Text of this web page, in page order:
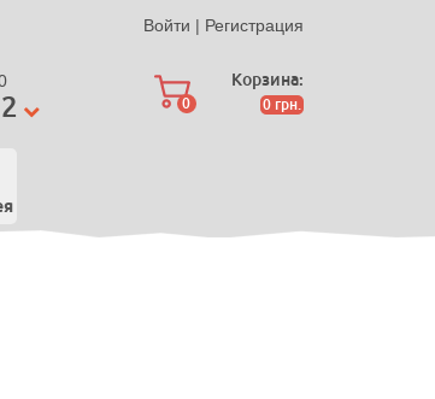
Войти | Регистрация
0
Корзина:
0 грн.